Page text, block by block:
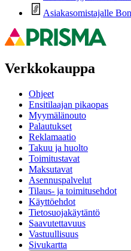
Asiakasomistajalle
Verkkokauppa
Ohjeet
Ensitilaajan pikaopas
Myymälänouto
Palautukset
Reklamaatio
Takuu ja huolto
Toimitustavat
Maksutavat
Asennuspalvelut
Tilaus- ja toimitusehdot
Käyttöehdot
Tietosuojakäytäntö
Saavutettavuus
Vastuullisuus
Sivukartta